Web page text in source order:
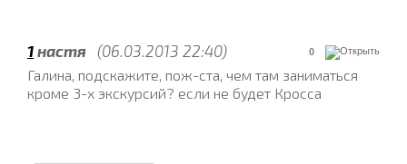
0
1 настя (06.03.2013 22:40)
Галина, подскажите, пож-ста, чем там заниматься
кроме 3-х экскурсий? если не будет Кросса